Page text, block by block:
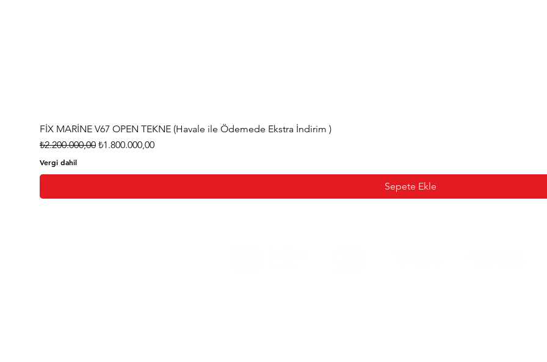
FİX MARİNE V67 OPEN TEKNE (Havale ile Ödemede Ekstra İndirim )
Normal Fiyat
₺2.200.000,00 İndirimli Fiyat
₺1.800.000,00
Vergi dahil
Sepete Ekle